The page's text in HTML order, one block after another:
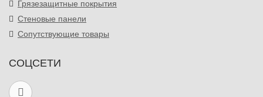
Грязезащитные покрытия
Стеновые панели
Сопутствующие товары
СОЦСЕТИ